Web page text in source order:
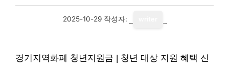
2025-10-29 작성자:
경기지역화폐 청년지원금 | 청년 대상 지원 혜택 신